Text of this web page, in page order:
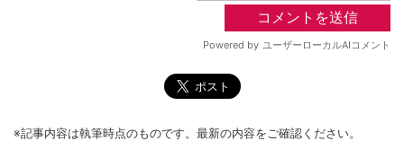
※記事内容は執筆時点のものです。最新の内容をご確認ください。